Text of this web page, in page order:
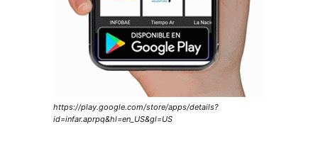
https://play.google.com/store/apps/details?
id=infar.aprpq&hl=en_US&gl=US